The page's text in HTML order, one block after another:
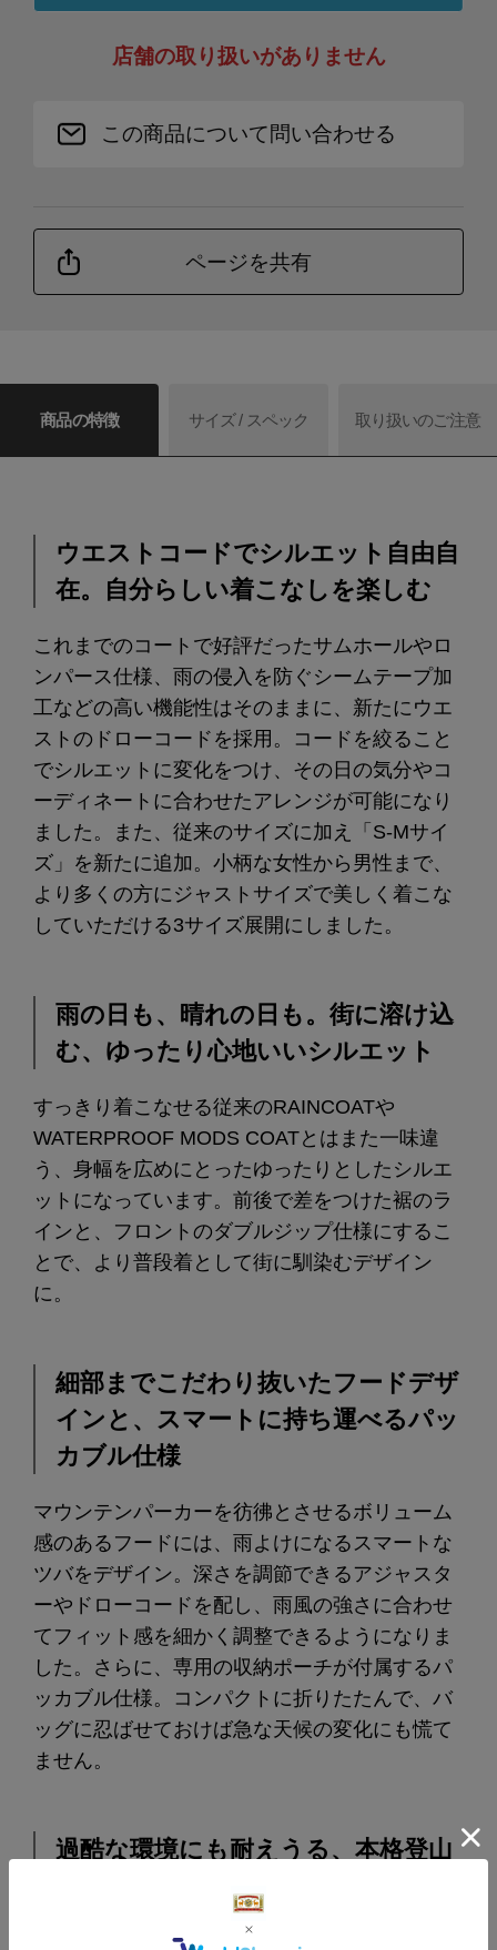
店舗の取り扱いがありません
この商品について問い合わせる
ページを共有
商品の特徴 サイズ / スペック 取り扱いのご注意
ウエストコードでシルエット自由自
在。自分らしい着こなしを楽しむ
これまでのコートで好評だったサムホールやロ
ンパース仕様、雨の侵入を防ぐシームテープ加
工などの高い機能性はそのままに、新たにウエ
ストのドローコードを採用。コードを絞ること
でシルエットに変化をつけ、その日の気分やコ
ーディネートに合わせたアレンジが可能になり
ました。また、従来のサイズに加え「S-Mサイ
ズ」を新たに追加。小柄な女性から男性まで、
より多くの方にジャストサイズで美しく着こな
していただける3サイズ展開にしました。
雨の日も、晴れの日も。街に溶け込
む、ゆったり心地いいシルエット
すっきり着こなせる従来のRAINCOATや
WATERPROOF MODS COATとはまた一味違
う、身幅を広めにとったゆったりとしたシルエ
ットになっています。前後で差をつけた裾のラ
インと、フロントのダブルジップ仕様にするこ
とで、より普段着として街に馴染むデザイン
に。
細部までこだわり抜いたフードデザ
インと、スマートに持ち運べるパッ
カブル仕様
マウンテンパーカーを彷彿とさせるボリューム
感のあるフードには、雨よけになるスマートな
ツバをデザイン。深さを調節できるアジャスタ
ーやドローコードを配し、雨風の強さに合わせ
てフィット感を細かく調整できるようになりま
した。さらに、専用の収納ポーチが付属するパ
ッカブル仕様。コンパクトに折りたたんで、バ
ッグに忍ばせておけば急な天候の変化にも慌て
ません。
過酷な環境にも耐えうる、本格登山
ウェア級の圧倒的なスペック
驚くほど滑らかな質感と、高級感のある佇まい